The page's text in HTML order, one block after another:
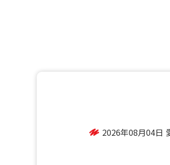
2026年08月04日